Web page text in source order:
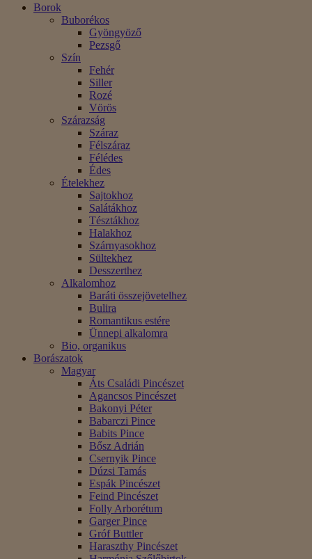
Borok
Buborékos
Gyöngyöző
Pezsgő
Szín
Fehér
Siller
Rozé
Vörös
Szárazság
Száraz
Félszáraz
Félédes
Édes
Ételekhez
Sajtokhoz
Salátákhoz
Tésztákhoz
Halakhoz
Szárnyasokhoz
Sültekhez
Desszerthez
Alkalomhoz
Baráti összejövetelhez
Bulira
Romantikus estére
Ünnepi alkalomra
Bio, organikus
Borászatok
Magyar
Áts Családi Pincészet
Agancsos Pincészet
Bakonyi Péter
Babarczi Pince
Babits Pince
Bősz Adrián
Csernyik Pince
Dúzsi Tamás
Espák Pincészet
Feind Pincészet
Folly Arborétum
Garger Pince
Gróf Buttler
Haraszthy Pincészet